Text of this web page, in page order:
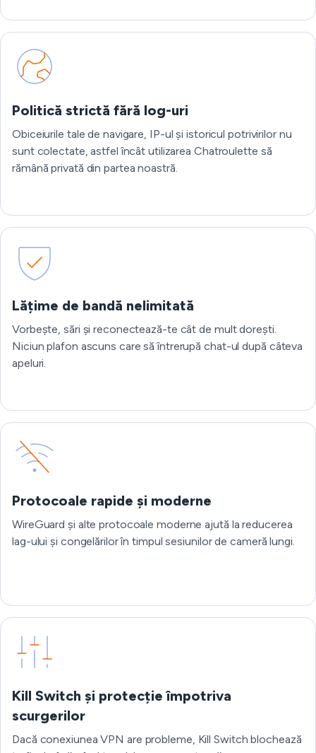
Politică strictă fără log-uri
Obiceiurile tale de navigare, IP-ul și istoricul potrivirilor nu
sunt colectate, astfel încât utilizarea Chatroulette să
rămână privată din partea noastră.
Lățime de bandă nelimitată
Vorbește, sări și reconectează-te cât de mult dorești.
Niciun plafon ascuns care să întrerupă chat-ul după câteva
apeluri.
Protocoale rapide și moderne
WireGuard și alte protocoale moderne ajută la reducerea
lag-ului și congelărilor în timpul sesiunilor de cameră lungi.
Kill Switch și protecție împotriva
scurgerilor
Dacă conexiunea VPN are probleme, Kill Switch blochează